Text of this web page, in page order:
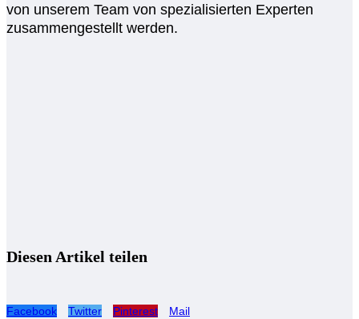
von unserem Team von spezialisierten Experten
zusammengestellt werden.
Diesen Artikel teilen
Facebook Twitter Pinterest Mail